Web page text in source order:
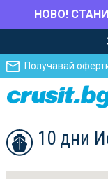
НОВО! СТАНИ
главното
съдържание
Навигацията
Получавай
10 дни